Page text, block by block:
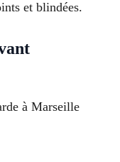
et blindées.
à Marseille